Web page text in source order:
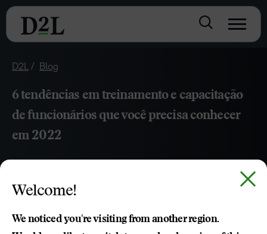
D2L Blog
6 tendências em treinamento e capacitação
de funcionários que você precisa conhecer
em 2022
Confira as principais tendências em treinamento e
capacitação de funcionários que você precisa conhecer
em 2022.
Welcome!
We noticed you're visiting from another region.